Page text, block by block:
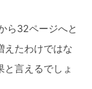
ら32ページへと
えたわけではな
と言えるでしょ